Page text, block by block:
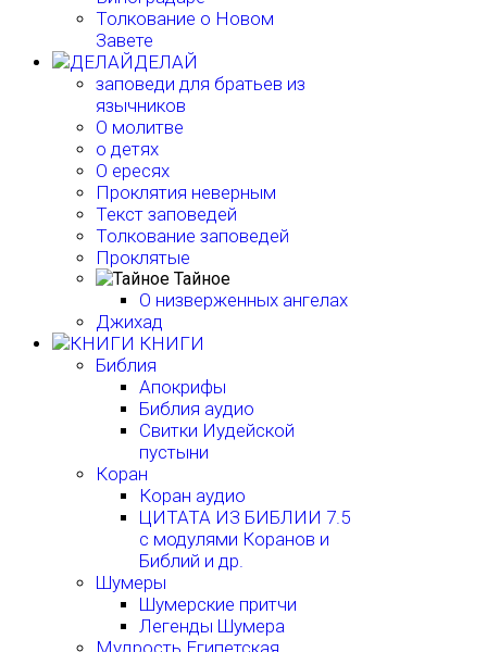
Толкование о Новом
Завете
ДЕЛАЙ
заповеди для братьев из
язычников
О молитве
о детях
О ересях
Проклятия неверным
Текст заповедей
Толкование заповедей
Проклятые
Тайное
О низверженных ангелах
Джихад
КНИГИ
Библия
Апокрифы
Библия аудио
Свитки Иудейской
пустыни
Коран
Коран аудио
ЦИТАТА ИЗ БИБЛИИ 7.5
с модулями Коранов и
Библий и др.
Шумеры
Шумерские притчи
Легенды Шумера
Мудрость Египетская